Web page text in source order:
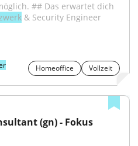
## Das erwartet dich
& Security Engineer
Homeoffice Vollzeit
(gn) - Fokus